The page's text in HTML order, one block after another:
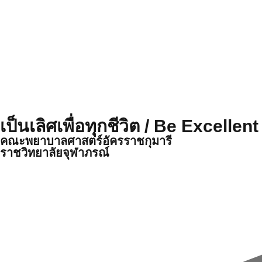
เป็นเลิศเพื่อทุกชีวิต / Be
คณะพยาบาลศาสตร์อัครราชกุมารี
ราชวิทยาลัยจุฬาภรณ์